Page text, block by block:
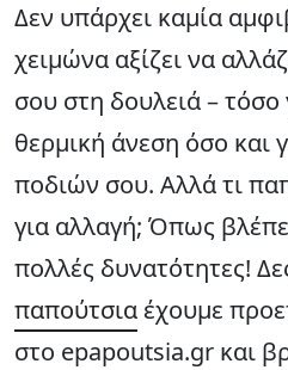
Δεν υπάρχει καμία
χειμώνα αξίζει να
σου στη δουλειά – τόσο
θερμική άνεση όσο και
ποδιών σου. Αλλά τι
για αλλαγή; Όπως
πολλές δυνατότητες!
παπούτσια έχουμε
στο epapoutsia.gr και